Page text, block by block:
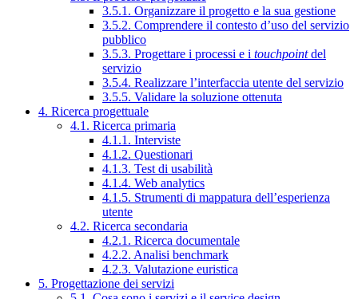
3.5.1. Organizzare il progetto e la sua gestione
3.5.2. Comprendere il contesto d’uso del servizio
pubblico
3.5.3. Progettare i processi e i touchpointdel
servizio
3.5.4. Realizzare l’interfaccia utente del servizio
3.5.5. Validare la soluzione ottenuta
4. Ricerca progettuale
4.1. Ricerca primaria
4.1.1. Interviste
4.1.2. Questionari
4.1.3. Test di usabilità
4.1.4. Web analytics
4.1.5. Strumenti di mappatura dell’esperienza
utente
4.2. Ricerca secondaria
4.2.1. Ricerca documentale
4.2.2. Analisi benchmark
4.2.3. Valutazione euristica
5. Progettazione dei servizi